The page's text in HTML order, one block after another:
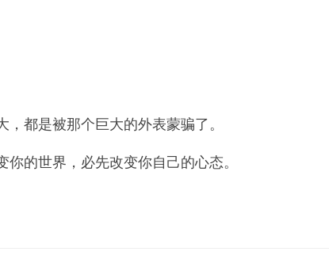
都是被那个巨大的外表蒙骗了。
的世界，必先改变你自己的心态。